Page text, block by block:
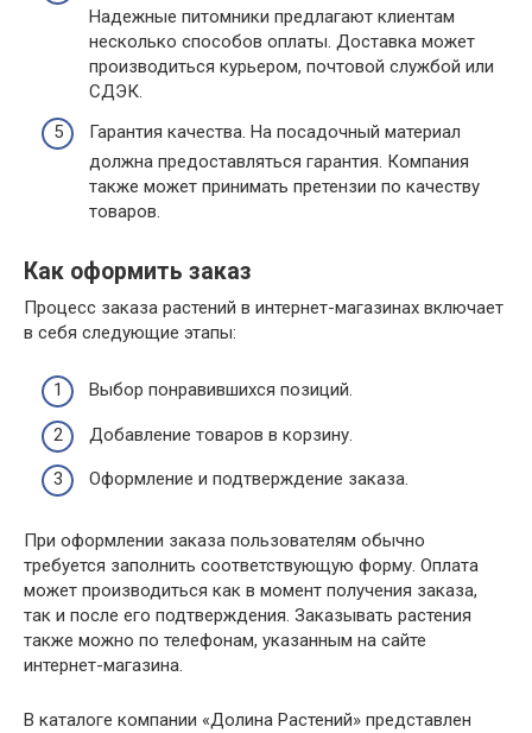
Надежные питомники предлагают клиентам
несколько способов оплаты. Доставка может
производиться курьером, почтовой службой или
СДЭК.
Гарантия качества. На посадочный материал
должна предоставляться гарантия. Компания
также может принимать претензии по качеству
товаров.
Как оформить заказ
Процесс заказа растений в интернет-магазинах включает
в себя следующие этапы:
Выбор понравившихся позиций.
Добавление товаров в корзину.
Оформление и подтверждение заказа.
При оформлении заказа пользователям обычно
требуется заполнить соответствующую форму. Оплата
может производиться как в момент получения заказа,
так и после его подтверждения. Заказывать растения
также можно по телефонам, указанным на сайте
интернет-магазина.
В каталоге компании «Долина Растений» представлен